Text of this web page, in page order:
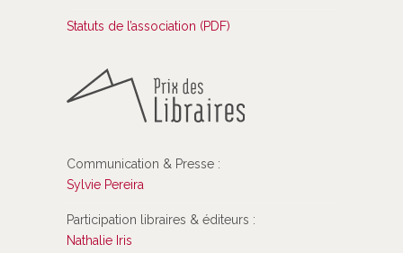
Statuts de l’association (PDF)
Communication & Presse :
Sylvie Pereira
Participation libraires & éditeurs :
Nathalie Iris